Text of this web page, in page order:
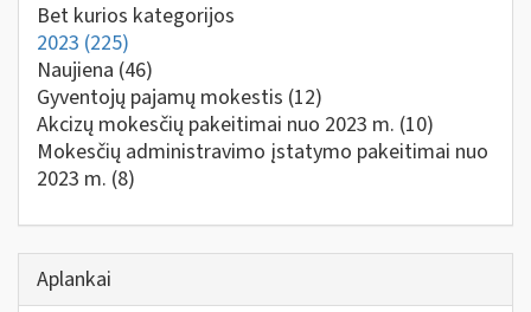
Bet kurios kategorijos
2023 (225)
Naujiena (46)
Gyventojų pajamų mokestis (12)
Akcizų mokesčių pakeitimai nuo 2023 m. (10)
Mokesčių administravimo įstatymo pakeitimai nuo
2023 m. (8)
Aplankai